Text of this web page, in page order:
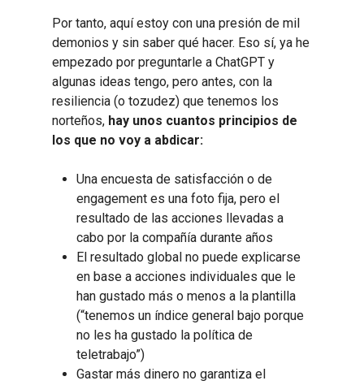
Por tanto, aquí estoy con una presión de mil
demonios y sin saber qué hacer. Eso sí, ya he
empezado por preguntarle a ChatGPT y
algunas ideas tengo, pero antes, con la
resiliencia (o tozudez) que tenemos los
norteños, hay unos cuantos principios de
los que no voy a abdicar:
Una encuesta de satisfacción o de
engagement es una foto fija, pero el
resultado de las acciones llevadas a
cabo por la compañía durante años
El resultado global no puede explicarse
en base a acciones individuales que le
han gustado más o menos a la plantilla
(“tenemos un índice general bajo porque
no les ha gustado la política de
teletrabajo”)
Gastar más dinero no garantiza el